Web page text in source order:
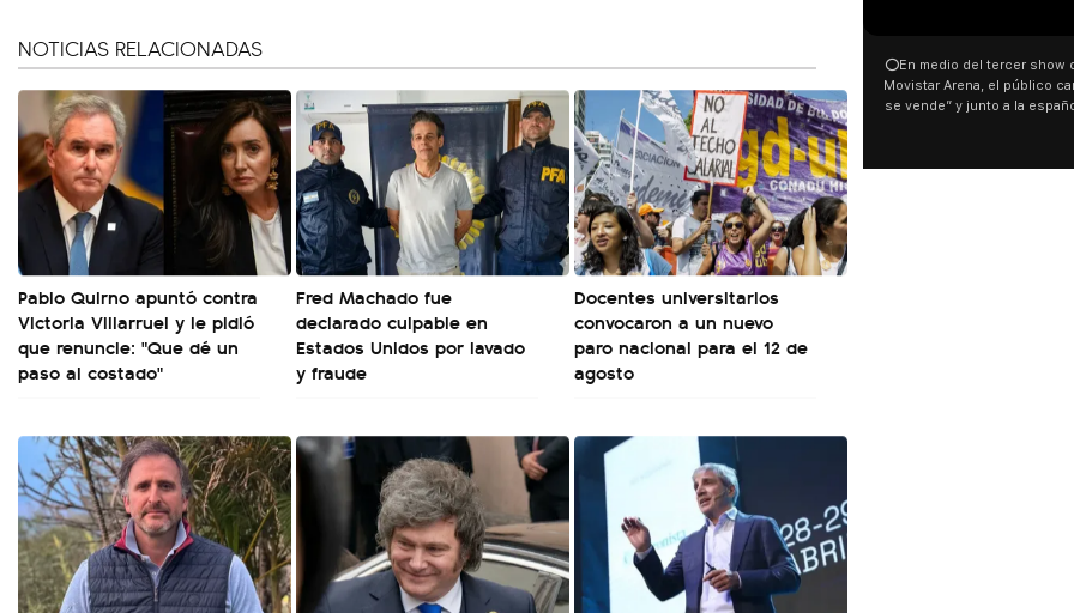
NOTICIAS RELACIONADAS
Pablo Quirno apuntó contra
Victoria Villarruel y le pidió
que renuncie: "Que dé un
paso al costado"
Fred Machado fue
declarado culpable en
Estados Unidos por lavado
y fraude
Docentes universitarios
convocaron a un nuevo
paro nacional para el 12 de
agosto
⭕En medio del tercer show de Rosalia en el
se vende” y junto a la española. El momento
ocurrió a dos días de la votación de la Ley de
Tierras.
Con una proyección frente
distintas organizaciones y
manifestaron su rechazo al
pudo ver cómo convocaron
este 6 de agosto con una